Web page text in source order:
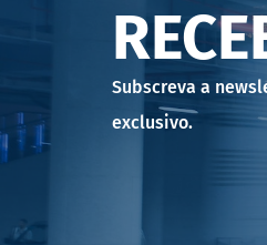
Subscreva a
exclusivo.